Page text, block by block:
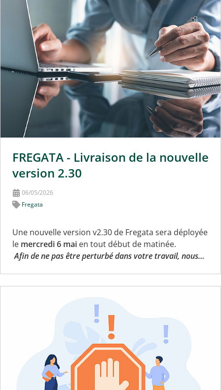
FREGATA - Livraison de la nouvelle
version 2.30
06/05/2026
Fregata
Une nouvelle version v2.30 de Fregata sera déployée
le mercredi6 mai en tout début de matinée.
Afin de ne pas être perturbé dans votre travail, nous…